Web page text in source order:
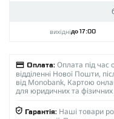
вихіднідо 17:00
Оплата: Оплата під час
відділенні Нової Пошти,
від Monobank, Картою
для юридичних та фізичних
Гарантія: Наші товари